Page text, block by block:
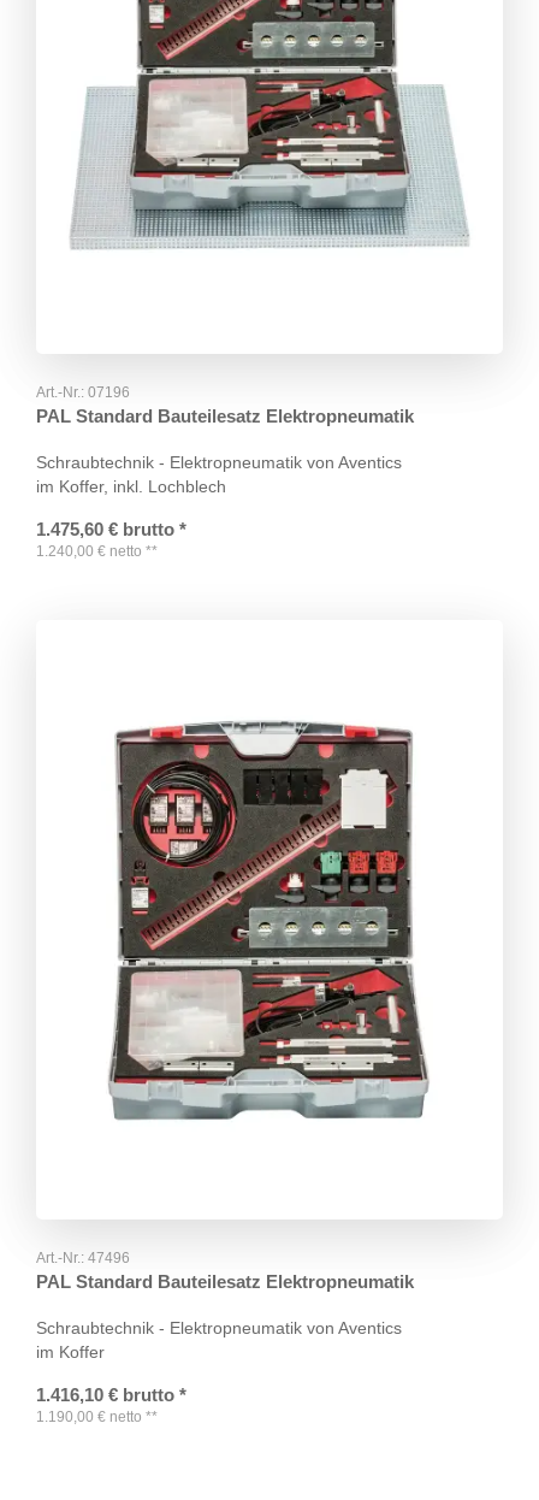
Art.-Nr.: 07196
PAL Standard Bauteilesatz Elektropneumatik
Schraubtechnik - Elektropneumatik von Aventics
im Koffer, inkl. Lochblech
1.475,60 € brutto *
1.240,00 € netto **
Art.-Nr.: 47496
PAL Standard Bauteilesatz Elektropneumatik
Schraubtechnik - Elektropneumatik von Aventics
im Koffer
1.416,10 € brutto *
1.190,00 € netto **